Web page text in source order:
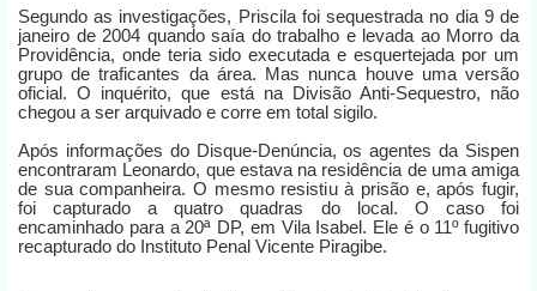
Segundo as investigações, Priscila foi sequestrada no dia 9 de
janeiro de 2004 quando saía do trabalho e levada ao Morro da
Providência, onde teria sido executada e esquertejada por um
grupo de traficantes da área. Mas nunca houve uma versão
oficial. O inquérito, que está na Divisão Anti-Sequestro, não
chegou a ser arquivado e corre em total sigilo.
Após informações do Disque-Denúncia, os agentes da Sispen
encontraram Leonardo, que estava na residência de uma amiga
de sua companheira. O mesmo resistiu à prisão e, após fugir,
foi capturado a quatro quadras do local. O caso foi
encaminhado para a 20ª DP, em Vila Isabel. Ele é o 11º fugitivo
recapturado do Instituto Penal Vicente Piragibe.